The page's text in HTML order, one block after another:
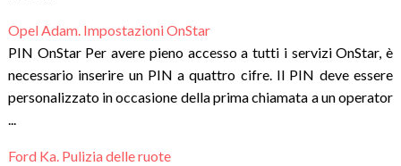
Opel Adam. Impostazioni OnStar
PIN OnStar Per avere pieno accesso a tutti i servizi OnStar, è
necessario inserire un PIN a quattro cifre. Il PIN deve essere
personalizzato in occasione della prima chiamata a un operator
...
Ford Ka. Pulizia delle ruote